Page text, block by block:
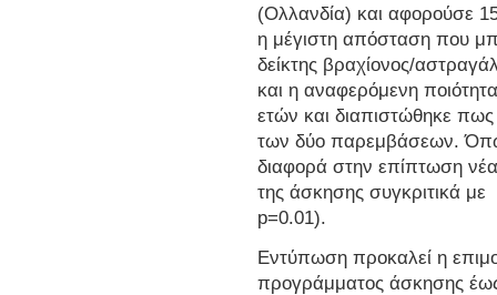
(Ολλανδία) και αφορούσε
η μέγιστη απόσταση που
δείκτης βραχίονος/
και η αναφερόμενη
ετών και διαπιστώθηκε
των δύο παρεμβάσεων.
διαφορά στην επίπτωση
της άσκησης συγκριτικά
p=0.01).
Εντύπωση προκαλεί η
προγράμματος άσκησης